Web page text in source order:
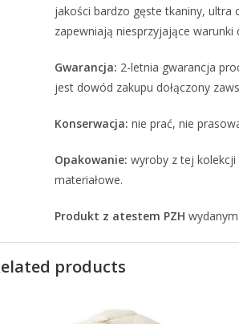
jakości bardzo gęste tkaniny, ultra
zapewniają niesprzyjające
Gwarancja: 2-letnia gwarancja
jest dowód zakupu dołączony
Konserwacja: nie prać, nie
Opakowanie: wyroby z tej
materiałowe.
Produkt z atestem PZH
products